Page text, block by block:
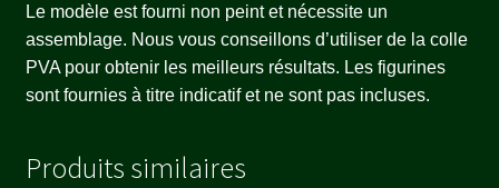
Le modèle est fourni non peint et nécessite un
assemblage. Nous vous conseillons d’utiliser de la colle
PVA pour obtenir les meilleurs résultats. Les figurines
sont fournies à titre indicatif et ne sont pas incluses.
Produits similaires